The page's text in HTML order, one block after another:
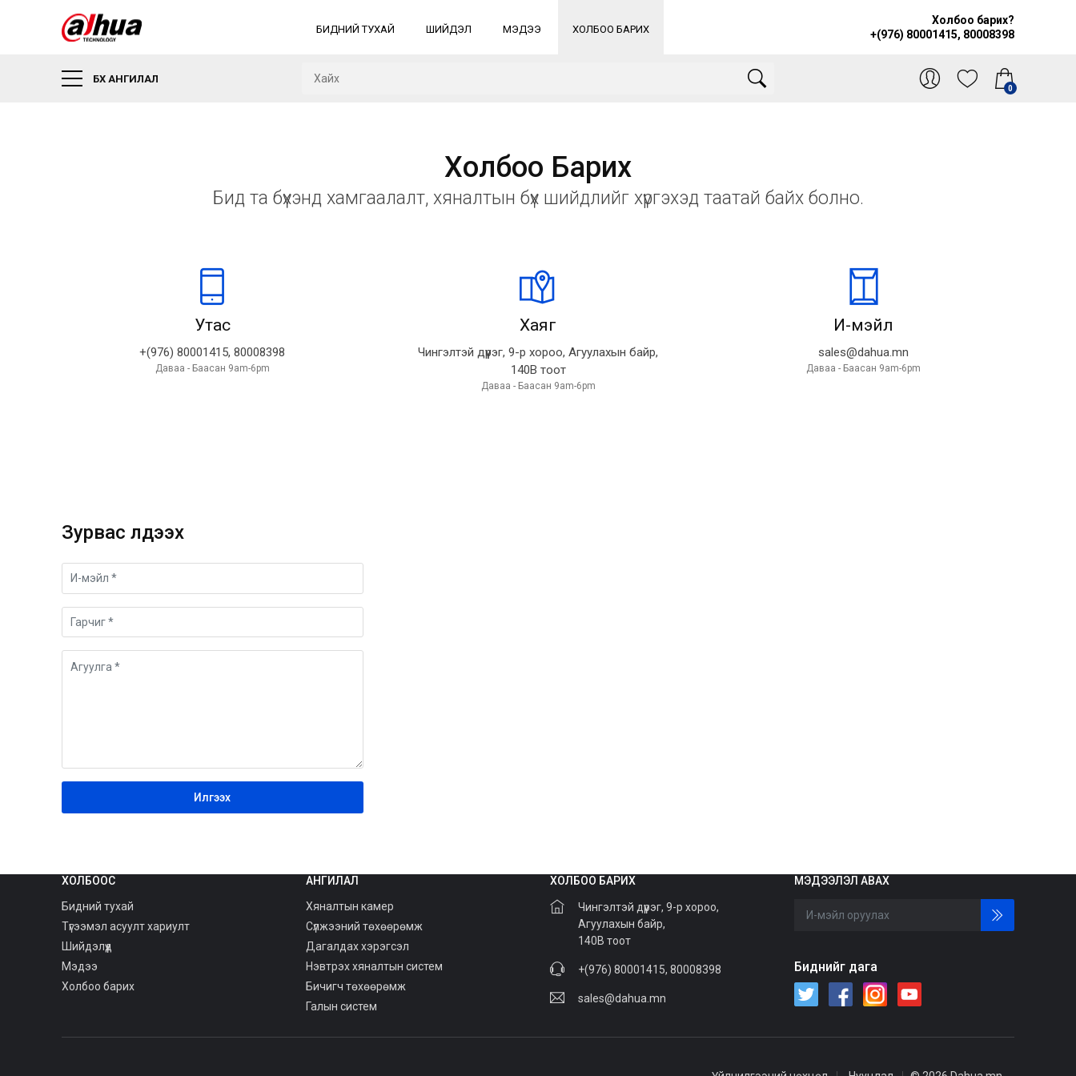
БИДНИЙ ТУХАЙ ШИЙДЭЛ МЭДЭЭ ХОЛБОО БАРИХ
Холбоо барих?
+(976) 80001415, 80008398
БҮХ АНГИЛАЛ
0
Холбоо Барих
Бид та бүхэнд хамгаалалт, хяналтын бүх шийдлийг хүргэхэд таатай байх болно.
Утас
+(976) 80001415, 80008398
Даваа - Баасан 9am-6pm
Хаяг
Чингэлтэй дүүрэг, 9-р хороо, Агуулахын байр,
140В тоот
Даваа - Баасан 9am-6pm
И-мэйл
sales@dahua.mn
Даваа - Баасан 9am-6pm
Зурвас үлдээх
ХОЛБООС
Бидний тухай
Түгээмэл асуулт хариулт
Шийдэлүүд
Мэдээ
Холбоо барих
АНГИЛАЛ
Хяналтын камер
Сүлжээний төхөөрөмж
Дагалдах хэрэгсэл
Нэвтрэх хяналтын систем
Бичигч төхөөрөмж
Галын систем
ХОЛБОО БАРИХ
Чингэлтэй дүүрэг, 9-р хороо,
Агуулахын байр,
140В тоот
+(976) 80001415, 80008398
sales@dahua.mn
МЭДЭЭЛЭЛ АВАХ
Биднийг дага